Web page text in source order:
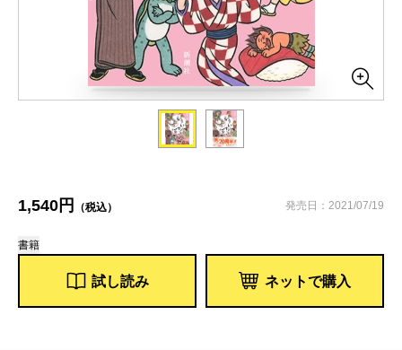
1,540円 （税込） 発売日：2021/07/19
書籍
試し読み ネットで購入